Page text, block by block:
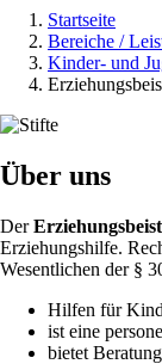
Startseite
Bereiche /
Kinder- und
Image
Über uns
Der
Erziehungshilfe.
Wesentlichen der §
Hilfen für
ist eine
bietet